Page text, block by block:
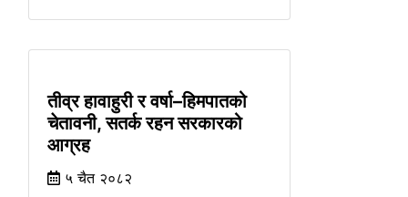
तीव्र हावाहुरी र वर्षा–हिमपातको
चेतावनी, सतर्क रहन सरकारको
आग्रह
५ चैत २०८२